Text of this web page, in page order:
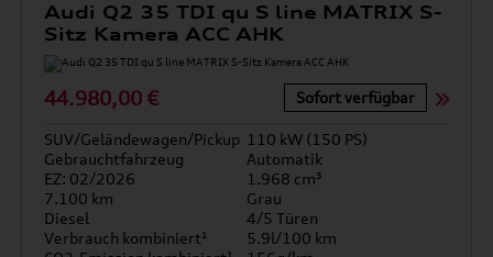
Audi Q2 35 TDI qu S line MATRIX S-
Sitz Kamera ACC AHK
44.980,00 € Sofort verfügbar
SUV/Geländewagen/Pickup 110 kW (150 PS)
Gebrauchtfahrzeug
Automatik
EZ: 02/2026
1.968 cm³
7.100 km
Grau
Diesel
4/5 Türen
Verbrauch kombiniert¹
5.9l/100 km